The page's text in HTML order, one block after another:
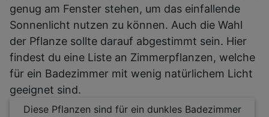
genug am Fenster stehen, um das einfallende
Sonnenlicht nutzen zu können. Auch die Wahl
der Pflanze sollte darauf abgestimmt sein. Hier
findest du eine Liste an Zimmerpflanzen, welche
für ein Badezimmer mit wenig natürlichem Licht
geeignet sind.
Diese Pflanzen sind für ein dunkles Badezimmer